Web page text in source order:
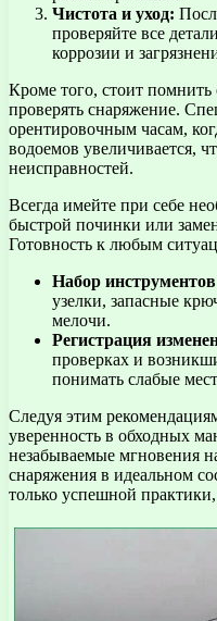
Чистота и уход:
проверяйте все
коррозии и
Кроме того, стоит помнить
проверять снаряжение.
орентировочным часам,
водоемов увеличивается,
неисправностей.
Всегда имейте при себе
быстрой починки или
Готовность к любым
Набор
узелки, запасные
мелочи.
Регистрация
проверках и
понимать слабые
Следуя этим
уверенность в обходных
незабываемые мгновения
снаряжения в идеальном
только успешной